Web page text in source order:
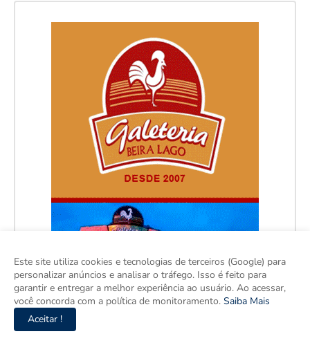
Este site utiliza cookies e tecnologias de terceiros (Google) para
personalizar anúncios e analisar o tráfego. Isso é feito para
garantir e entregar a melhor experiência ao usuário. Ao acessar,
você concorda com a política de monitoramento. Saiba Mais
Aceitar !